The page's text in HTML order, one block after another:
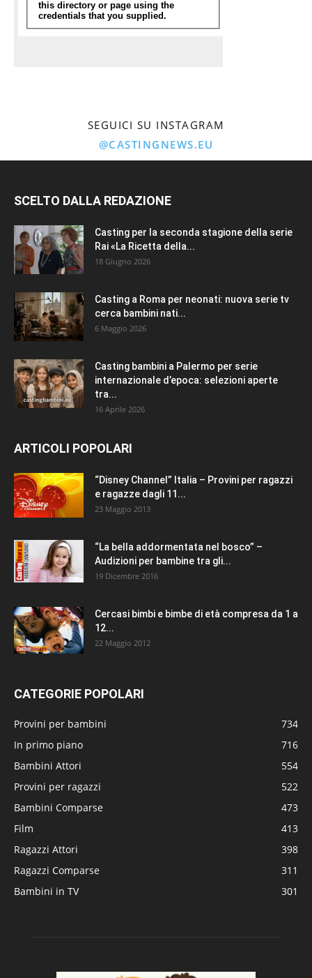
SEGUICI SU INSTAGRAM
@CASTINGNEWS.EU
SCELTO DALLA REDAZIONE
Casting per la seconda stagione della serie
Rai «La Ricetta della...
18 Giugno 2026
Casting a Roma per neonati: nuova serie tv
cerca bambini nati...
6 Maggio 2026
Casting bambini a Palermo per serie
internazionale d’epoca: selezioni aperte
tra...
16 Aprile 2026
ARTICOLI POPOLARI
“Disney Channel” Italia – Provini per ragazzi
e ragazze dagli 11...
23 Maggio 2013
“La bella addormentata nel bosco” –
Audizioni per bambine tra gli...
19 Dicembre 2016
Cercasi bimbi e bimbe di età compresa da 1 a
12...
22 Maggio 2012
CATEGORIE POPOLARI
Provini per bambini
734
In primo piano
716
Bambini Attori
554
Provini per ragazzi
522
Bambini Comparse
473
Film
413
Ragazzi Attori
398
Ragazzi Comparse
311
Bambini in TV
301